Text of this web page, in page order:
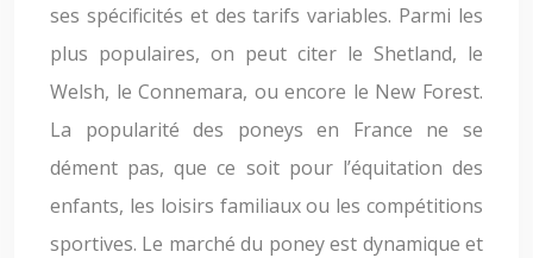
ses spécificités et des tarifs variables. Parmi les
plus populaires, on peut citer le Shetland, le
Welsh, le Connemara, ou encore le New Forest.
La popularité des poneys en France ne se
dément pas, que ce soit pour l’équitation des
enfants, les loisirs familiaux ou les compétitions
sportives. Le marché du poney est dynamique et